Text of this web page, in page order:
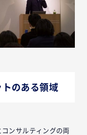
のある領域
コンサルティングの両